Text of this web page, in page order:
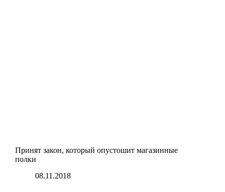
Принят закон, который опустошит магазинные
полки
08.11.2018